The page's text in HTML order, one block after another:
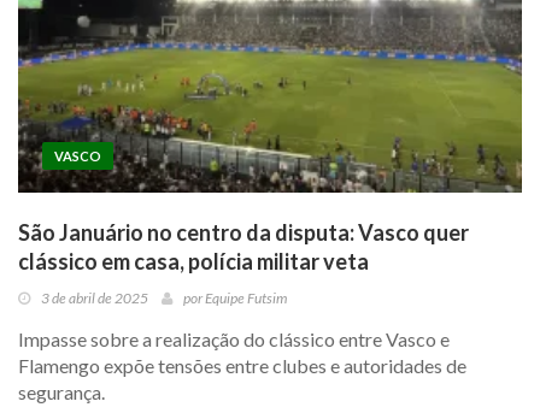
VASCO
São Januário no centro da disputa: Vasco quer
clássico em casa, polícia militar veta
3 de abril de 2025 por Equipe Futsim
Impasse sobre a realização do clássico entre Vasco e
Flamengo expõe tensões entre clubes e autoridades de
segurança.